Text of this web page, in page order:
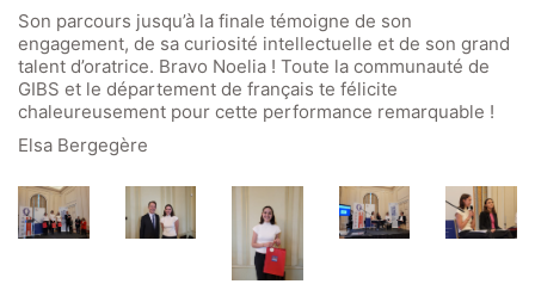
Son parcours jusqu’à la finale témoigne de son
engagement, de sa curiosité intellectuelle et de son grand
talent d’oratrice. Bravo Noelia ! Toute la communauté de
GIBS et le département de français te félicite
chaleureusement pour cette performance remarquable !
Elsa Bergegère
Forms Download
Deregistration
Curriculum/Stundentafel
Schulbesuchsbestätigung